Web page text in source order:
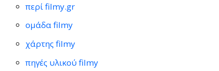
περί filmy.gr
ομάδα filmy
χάρτης filmy
πηγές υλικού filmy